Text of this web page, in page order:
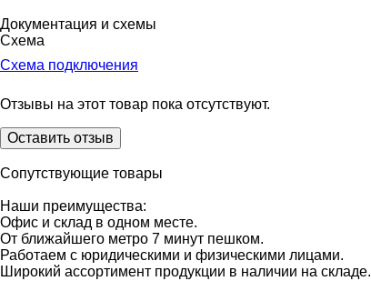
Документация и схемы
Схема
Схема подключения
Отзывы на этот товар пока отсутствуют.
Оставить отзыв
Сопутствующие товары
Наши преимущества:
Офис и склад в одном месте.
От ближайшего метро 7 минут пешком.
Работаем с юридическими и физическими лицами.
Широкий ассортимент продукции в наличии на складе.